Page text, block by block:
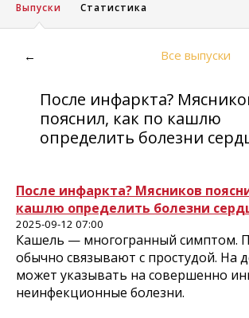
Выпуски Статистика
← Все выпуски
После инфаркта?
пояснил, как по кашлю
определить болезни
После инфаркта? Мясников
кашлю определить болезни
2025-09-12 07:00
Кашель — многогранный симптом.
обычно связывают с простудой. На
может указывать на совершенно
неинфекционные болезни.